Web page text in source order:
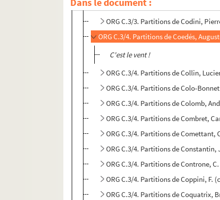
ORG C.3/2. Partitions de Clavet, A.
ORG C.3/3. Partitions de Codini,
ORG C.3/4. Partitions de Coedés,
C'est le vent !
ORG C.3/4. Partitions de Collin,
ORG C.3/4. Partitions de Colo-
ORG C.3/4. Partitions de Colomb,
ORG C.3/4. Partitions de Combret,
ORG C.3/4. Partitions de Comettant,
ORG C.3/4. Partitions de Constantin,
ORG C.3/4. Partitions de Controne,
ORG C.3/4. Partitions de Coppini, F.
ORG C.3/4. Partitions de Coquatrix,